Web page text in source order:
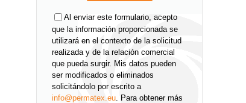
Al enviar este formulario, acepto
que la información proporcionada se
utilizará en el contexto de la solicitud
realizada y de la relación comercial
que pueda surgir. Mis datos pueden
ser modificados o eliminados
solicitándolo por escrito a
info@permatex.eu . Para obtener más